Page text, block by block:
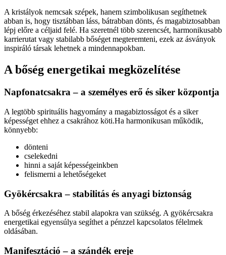
A kristályok nemcsak szépek, hanem szimbolikusan segíthetnek
abban is, hogy tisztábban láss, bátrabban dönts, és magabiztosabban
lépj előre a céljaid felé. Ha szeretnél több szerencsét, harmonikusabb
karrierutat vagy stabilabb bőséget megteremteni, ezek az ásványok
inspiráló társak lehetnek a mindennapokban.
A bőség energetikai megközelítése
Napfonatcsakra – a személyes erő és siker központja
A legtöbb spirituális hagyomány a magabiztosságot és a siker
képességet ehhez a csakrához köti.Ha harmonikusan működik,
könnyebb:
dönteni
cselekedni
hinni a saját képességeinkben
felismerni a lehetőségeket
Gyökércsakra – stabilitás és anyagi biztonság
A bőség érkezéséhez stabil alapokra van szükség. A gyökércsakra
energetikai egyensúlya segíthet a pénzzel kapcsolatos félelmek
oldásában.
Manifesztáció – a szándék ereje